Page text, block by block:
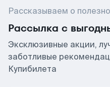
Рассказываем о
Рассылка с
Эксклюзивные акции,
заботливые
Купибилета